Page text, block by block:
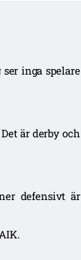
inga spelare
är derby och
defensivt är